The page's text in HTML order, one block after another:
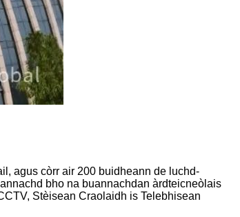
agus còrr air 200 buidheann de luchd-
bho na buannachdan àrdteicneòlais
Stèisean Craolaidh is Telebhisean